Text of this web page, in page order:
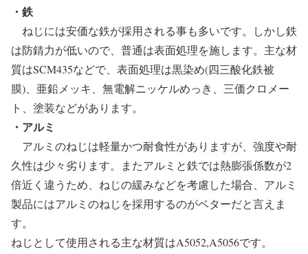
・鉄
ねじには安価な鉄が採用される事も多いです。しかし鉄
は防錆力が低いので、普通は表面処理を施します。主な材
質はSCM435などで、表面処理は黒染め(四三酸化鉄被
膜)、亜鉛メッキ、無電解ニッケルめっき、三価クロメー
ト、塗装などがあります。
・アルミ
アルミのねじは軽量かつ耐食性がありますが、強度や耐
久性は少々劣ります。またアルミと鉄では熱膨張係数が2
倍近く違うため、ねじの緩みなどを考慮した場合、アルミ
製品にはアルミのねじを採用するのがベターだと言えま
す。
ねじとして使用される主な材質はA5052,A5056です。